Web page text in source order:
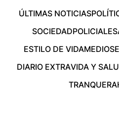
ÚLTIMAS NOTICIAS
SOCIEDADPOLICIALES
ESTILO DE VIDAMEDIOS
DIARIO EXTRAVIDA Y
TRANQUERA